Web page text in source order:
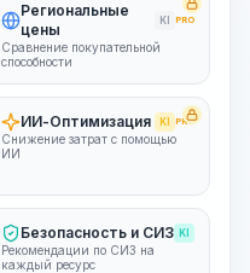
Региональные
цены
KI PRO
Сравнение покупательной
способности
ИИ-Оптимизация KI PRO
Снижение затрат с помощью
ИИ
Безопасность и СИЗ KI
Рекомендации по СИЗ на
каждый ресурс